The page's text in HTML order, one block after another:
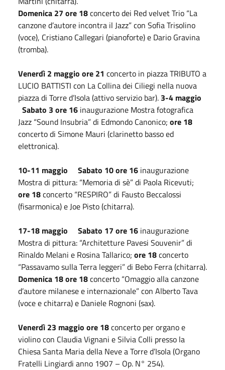
Domenica 27 ore 18concerto dei Red velvet Trio “La
canzone d’autore incontra il Jazz” con Sofia Trisolino
(voce), Cristiano Callegari (pianoforte) e Dario Gravina
(tromba).
Venerdì 2 maggio ore 21 concerto in piazza TRIBUTO a
LUCIO BATTISTI con La Collina dei Ciliegi nella nuova
piazza di Torre d’Isola (attivo servizio bar). 3-4 maggio
Sabato 3 ore 16 inaugurazione Mostra fotografica
Jazz “Sound Insubria” di Edmondo Canonico; ore 18
concerto di Simone Mauri (clarinetto basso ed
elettronica).
10-11 maggio
Sabato 10 ore 16 inaugurazione
Mostra di pittura: “Memoria di sè” di Paola Ricevuti;
ore 18concerto “RESPIRO” di Fausto Beccalossi
(fisarmonica) e Joe Pisto (chitarra).
17-18 maggio
Sabato 17 ore 16 inaugurazione
Mostra di pittura: “Architetture Pavesi Souvenir” di
Rinaldo Melani e Rosina Tallarico; ore 18concerto
“Passavamo sulla Terra leggeri” di Bebo Ferra (chitarra).
Domenica 18 ore 18concerto “Omaggio alla canzone
d’autore milanese e internazionale” con Alberto Tava
(voce e chitarra) e Daniele Rognoni (sax).
Venerdì 23 maggio ore 18concerto per organo e
violino con Claudia Vignani e Silvia Colli presso la
Chiesa Santa Maria della Neve a Torre d’Isola (Organo
Fratelli Lingiardi anno 1907 – Op. N° 254).